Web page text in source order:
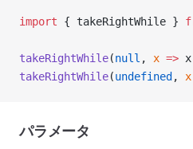
import { takeRightWhile }
takeRightWhile(null , x => x
takeRightWhile(undefined , x
パラメータ